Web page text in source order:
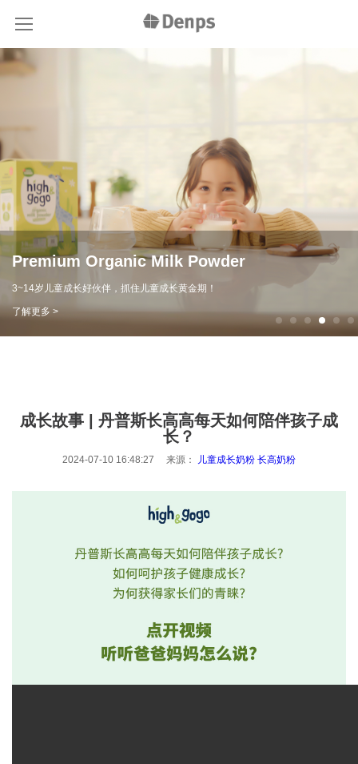
Denmark Probiotics Story
丹麦益生菌童话陪伴您每一天
了解更多 >
成长故事 | 丹普斯长高高每天如何陪伴孩子成
长？
2024-07-10 16:48:27 来源： 儿童成长奶粉 长高奶粉